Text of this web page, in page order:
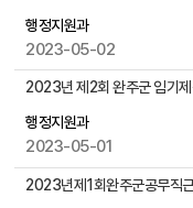
조행정지원과
2023-05-02
행정지원과
2023-05-01